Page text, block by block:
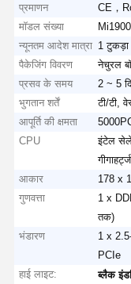
प्रमाणन
CE，
मॉडल संख्या
न्यूनतम आदेश मात्रा 1 टुकड़ा
पैकेजिंग विवरण
नेचुरल
प्रसव के समय
2 ~ 5
भुगतान शर्तें
टी/टी,
आपूर्ति की क्षमता
CPU
इंटेल
आकार
178 x
गुणवत्ता
1 x
तक)
भंडारण
1 x
PCIe
हाई लाइट:
ब्लैक